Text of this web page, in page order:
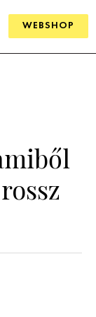
WEBSHOP